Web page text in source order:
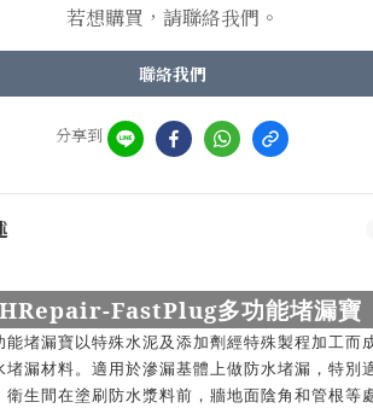
若想購買，請聯絡我們。
聯絡我們
分享到
HRepair-FastPlug多功能堵漏寶
能堵漏寶以特殊水泥及添加劑經特殊製程加工而
堵漏材料。適用於滲漏基體上做防水堵漏，特別
衛生間在塗刷防水漿料前，牆地面陰角和管根等